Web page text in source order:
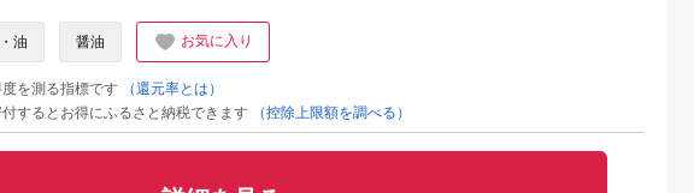
油 醤油 お気に入り
を測る指標です
（還元率とは）
するとお得にふるさと納税できます
（控除上限額を調べる）